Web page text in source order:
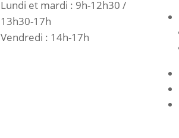
Lundi et mardi : 9h-12h30 /
13h30-17h
Vendredi : 14h-17h